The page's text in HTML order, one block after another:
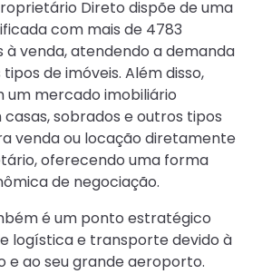
Direto dispõe de uma
com mais de 4783
venda, atendendo a demanda
de imóveis. Além disso,
um mercado imobiliário
sobrados e outros tipos
venda ou locação diretamente
oferecendo uma forma
de negociação.
é um ponto estratégico
logística e transporte devido à
e ao seu grande aeroporto.